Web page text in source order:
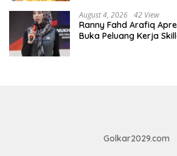
August 4, 2026 42 View
Ranny Fahd Arafiq
Buka Peluang Kerja
Golkar2029.com